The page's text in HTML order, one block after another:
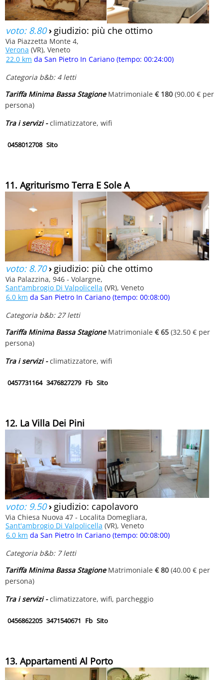
voto: 8.80› giudizio: più che ottimo
Via Piazzetta Monte 4,
Verona (VR), Veneto
22.0 km da San Pietro In Cariano (tempo: 00:24:00)
Categoria b&b: 4 letti
Tariffa Minima Bassa StagioneMatrimoniale € 180 (90.00 € per
persona)
Tra i servizi -climatizzatore, wifi
0458012708 Sito
11. Agriturismo Terra E Sole A
voto: 8.70› giudizio: più che ottimo
Via Palazzina, 946 - Volargne,
Sant'ambrogio Di Valpolicella (VR), Veneto
6.0 km da San Pietro In Cariano (tempo: 00:08:00)
Categoria b&b: 27 letti
Tariffa Minima Bassa StagioneMatrimoniale € 65 (32.50 € per
persona)
Tra i servizi -climatizzatore, wifi
0457731164 3476827279 Fb Sito
12. La Villa Dei Pini
voto: 9.50› giudizio: capolavoro
Via Chiesa Nuova 47 - Localita Domegliara,
Sant'ambrogio Di Valpolicella (VR), Veneto
6.0 km da San Pietro In Cariano (tempo: 00:08:00)
Categoria b&b: 7 letti
Tariffa Minima Bassa StagioneMatrimoniale € 80 (40.00 € per
persona)
Tra i servizi -climatizzatore, wifi, parcheggio
0456862205 3471540671 Fb Sito
13. Appartamenti Al Porto